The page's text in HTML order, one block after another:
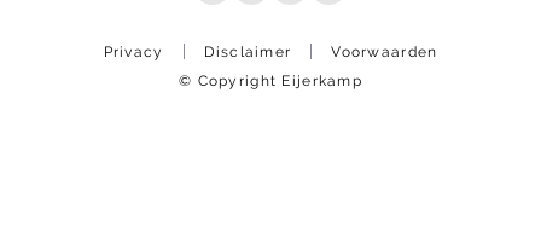
Privacy Disclaimer
Voorwaarden
© Copyright Eijerkamp